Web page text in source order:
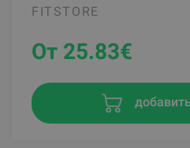
FITSTORE
От 25.83€